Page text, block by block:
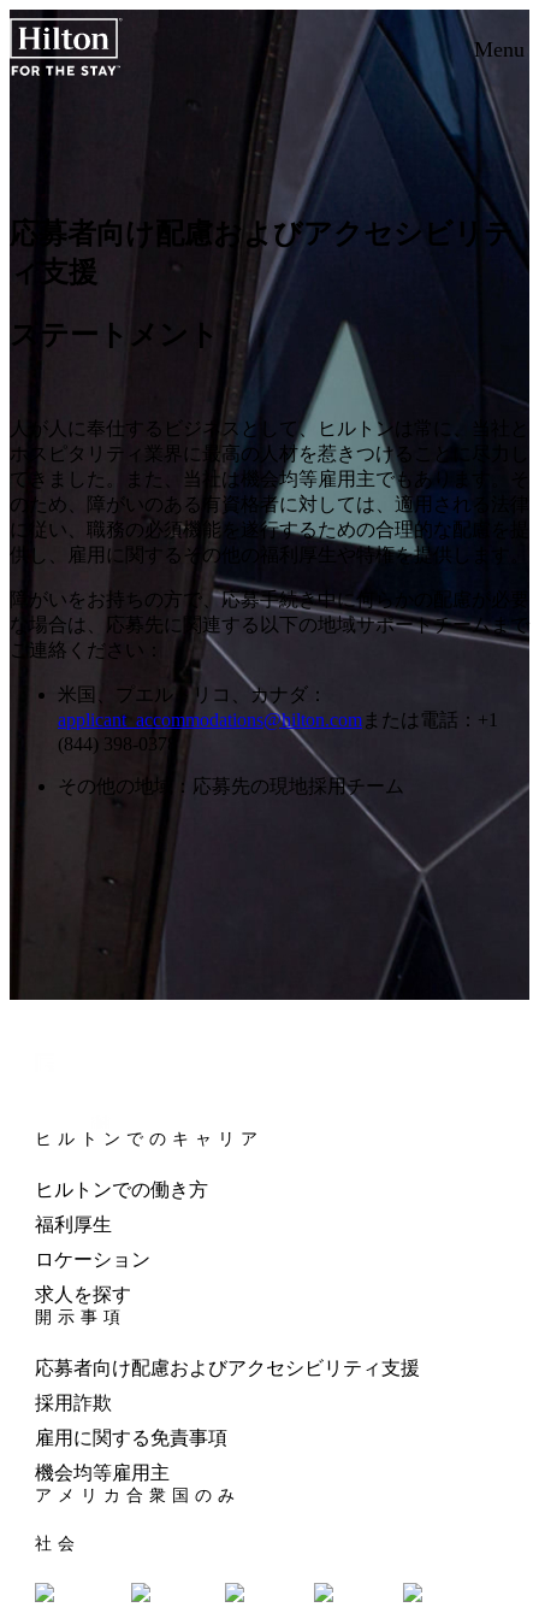
Menu
応募者向け配慮およびアクセシビリテ
ィ支援
ステートメント
人が人に奉仕するビジネスとして、ヒルトンは常に、当社と
ホスピタリティ業界に最高の人材を惹きつけることに尽力し
てきました。また、当社は機会均等雇用主でもあります。そ
のため、障がいのある有資格者に対しては、適用される法律
に従い、職務の必須機能を遂行するための合理的な配慮を提
供し、雇用に関するその他の福利厚生や特権を提供します。
障がいをお持ちの方で、応募手続き中に何らかの配慮が必要
な場合は、応募先に関連する以下の地域サポートチームまで
ご連絡ください：
米国、プエルトリコ、カナダ：
applicant_accommodations@hilton.com または電話：+1
(844) 398-0378
その他の地域：応募先の現地採用チーム
ヒルトンでのキャリア
ヒルトンでの働き方
福利厚生
ロケーション
求人を探す
開示事項
応募者向け配慮およびアクセシビリティ支援
採用詐欺
雇用に関する免責事項
機会均等雇用主
アメリカ合衆国のみ
社会